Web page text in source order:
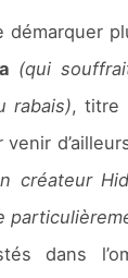
(qui
rabais), titre
créateur
dans